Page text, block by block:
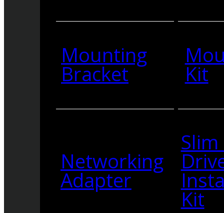
Mounting
Bracket Kit
Networking
Adapter
Kit